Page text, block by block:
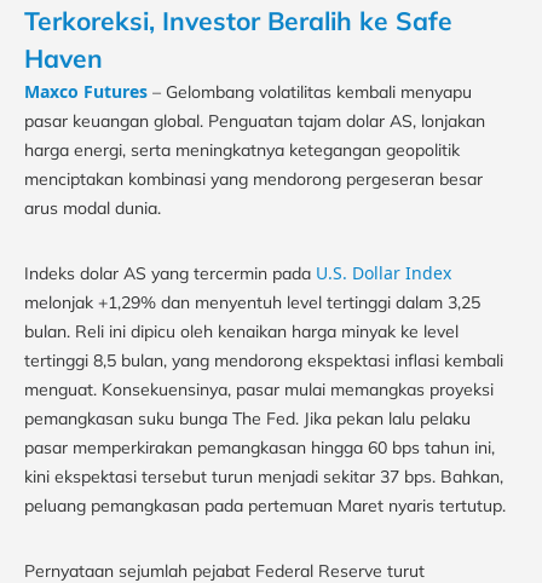
Terkoreksi, Investor Beralih ke Safe
Haven
Maxco Futures – Gelombang volatilitas kembali menyapu
pasar keuangan global. Penguatan tajam dolar AS, lonjakan
harga energi, serta meningkatnya ketegangan geopolitik
menciptakan kombinasi yang mendorong pergeseran besar
arus modal dunia.
Indeks dolar AS yang tercermin pada U.S. Dollar Index
melonjak +1,29% dan menyentuh level tertinggi dalam 3,25
bulan. Reli ini dipicu oleh kenaikan harga minyak ke level
tertinggi 8,5 bulan, yang mendorong ekspektasi inflasi kembali
menguat. Konsekuensinya, pasar mulai memangkas proyeksi
pemangkasan suku bunga The Fed. Jika pekan lalu pelaku
pasar memperkirakan pemangkasan hingga 60 bps tahun ini,
kini ekspektasi tersebut turun menjadi sekitar 37 bps. Bahkan,
peluang pemangkasan pada pertemuan Maret nyaris tertutup.
Pernyataan sejumlah pejabat Federal Reserve turut